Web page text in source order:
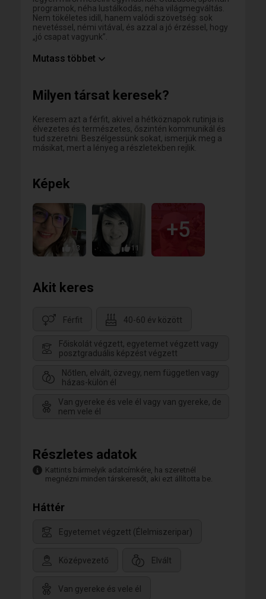
programok, néha lustálkodás, néha világmegváltás.
Nem tökéletes idill, hanem valódi szövetség: sok
nevetéssel, némi vitával, és azzal a jó érzéssel, hogy
„jó csapat vagyunk”.
Ha szerinted egy jó kapcsolatban egyszerre van
érdemes írnod. 😊
Mutass többet
Milyen társat keresek?
Keresem azt a férfit, akivel a hétköznapok rutinja is
élvezetes és természetes, őszintén kommunikál és
tud szeretni. Beszélgessünk sokat, ismerjük meg a
másikat, mert a lényeg a részletekben rejlik.
Képek
13 11
+5
Akit keres
Férfit 40-60 év között
Főiskolát végzett, egyetemet végzett vagy
posztgraduális képzést végzett
Nőtlen, elvált, özvegy, nem független vagy
házas-külön él
Van gyereke és vele él vagy van gyereke, de
nem vele él
Részletes adatok
Kattints bármelyik adatcímkére, ha szeretnél
megnézni minden társkeresőt, aki ezt állította be.
Háttér
Egyetemet végzett (Élelmiszeripar)
Középvezető Elvált
Van gyereke és vele él